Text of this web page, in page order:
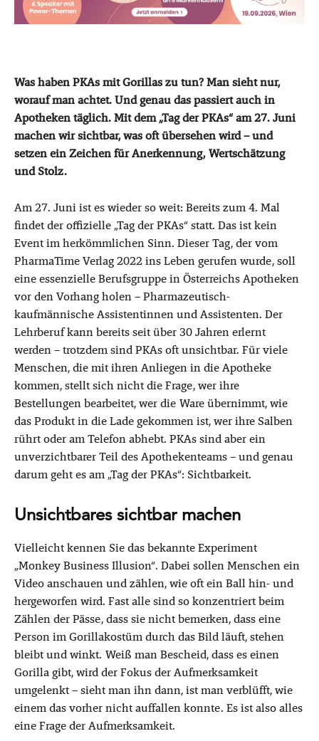
Was haben PKAs mit Gorillas zu tun? Man sieht nur,
worauf man achtet. Und genau das passiert auch in
Apotheken täglich. Mit dem „Tag der PKAs“ am 27. Juni
machen wir sichtbar, was oft übersehen wird – und
setzen ein Zeichen für Anerkennung, Wertschätzung
und Stolz.
Am 27. Juni ist es wieder so weit: Bereits zum 4. Mal
findet der offizielle „Tag der PKAs“ statt. Das ist kein
Event im herkömmlichen Sinn. Dieser Tag, der vom
PharmaTime Verlag 2022 ins Leben gerufen wurde, soll
eine essenzielle Berufsgruppe in Österreichs Apotheken
vor den Vorhang holen – Pharmazeutisch-
kaufmännische Assistentinnen und Assistenten. Der
Lehrberuf kann bereits seit über 30 Jahren erlernt
werden – trotzdem sind PKAs oft unsichtbar. Für viele
Menschen, die mit ihren Anliegen in die Apotheke
kommen, stellt sich nicht die Frage, wer ihre
Bestellungen bearbeitet, wer die Ware übernimmt, wie
das Produkt in die Lade gekommen ist, wer ihre Salben
rührt oder am Telefon abhebt. PKAs sind aber ein
unverzichtbarer Teil des Apothekenteams – und genau
darum geht es am „Tag der PKAs“: Sichtbarkeit.
Unsichtbares sichtbar machen
Vielleicht kennen Sie das bekannte Experiment
„Monkey Business Illusion“. Dabei sollen Menschen ein
Video anschauen und zählen, wie oft ein Ball hin- und
hergeworfen wird. Fast alle sind so konzentriert beim
Zählen der Pässe, dass sie nicht bemerken, dass eine
Person im Gorillakostüm durch das Bild läuft, stehen
bleibt und winkt. Weiß man Bescheid, dass es einen
Gorilla gibt, wird der Fokus der Aufmerksamkeit
umgelenkt – sieht man ihn dann, ist man verblüfft, wie
einem das vorher nicht auffallen konnte. Es ist also alles
eine Frage der Aufmerksamkeit.